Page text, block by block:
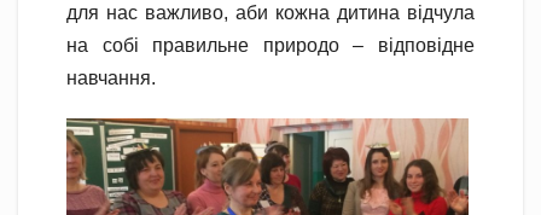
для нас важливо, аби кожна дитина відчула
на собі правильне природо – відповідне
навчання.